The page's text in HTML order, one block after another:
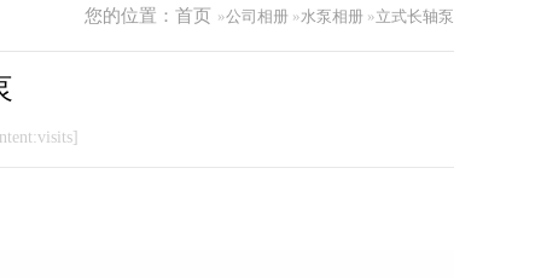
您的位置： 首页 »公司相册 »水泵相册 »立式长轴泵